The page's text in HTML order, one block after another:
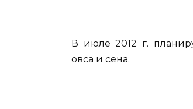
В июле 2012 г.
овса и сена.